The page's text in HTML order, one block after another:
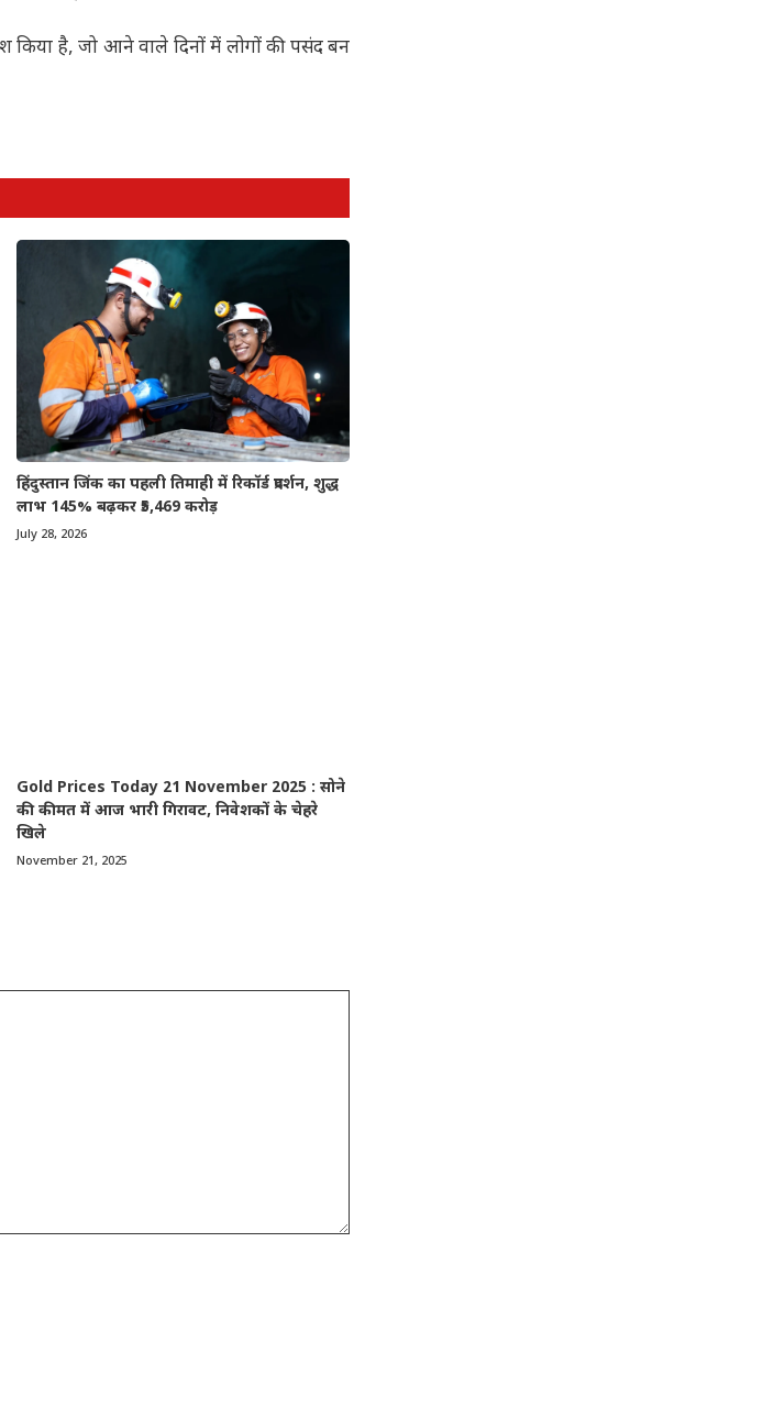
किया है, जो आने वाले दिनों में लोगों की पसंद बन
हिंदुस्तान जिंक का पहली तिमाही में रिकॉर्ड प्रदर्शन, शुद्ध
लाभ 145% बढ़कर ₹5,469 करोड़
July 28, 2026
Gold Prices Today 21 November 2025 : सोने
की कीमत में आज भारी गिरावट, निवेशकों के चेहरे
खिले
November 21, 2025